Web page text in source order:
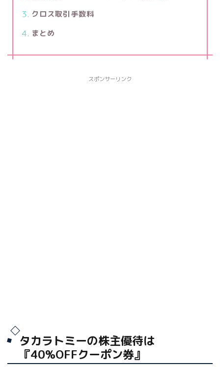
クロス取引手数料
まとめ
スポンサーリンク
タカラトミーの株主優待は
『40%OFFクーポン券』